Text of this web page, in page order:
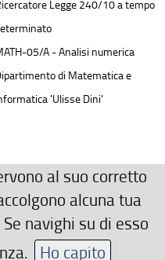
Legge 240/10 a tempo
05/A - Analisi numerica
di Matematica e
'Ulisse Dini'
"Ulisse Dini",
al suo corretto
alcuna tua
navighi su di esso
Ho capito